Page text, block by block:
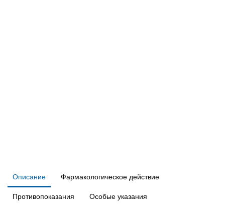
Описание Фармакологическое действие
Противопоказания Особые указания